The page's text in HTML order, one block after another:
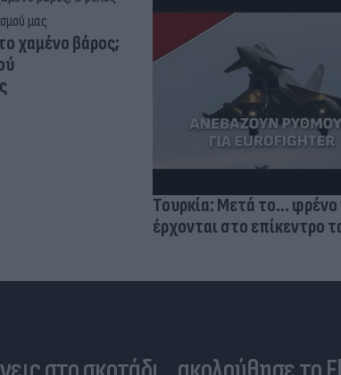
χαμένο βάρος;
Τουρκία: Μετά το... φρένο
έρχονται στο επίκεντρο